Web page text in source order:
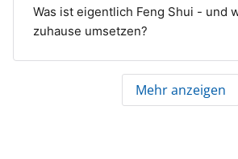
Was ist eigentlich Feng Shui - und
zuhause umsetzen?
Mehr anzeigen